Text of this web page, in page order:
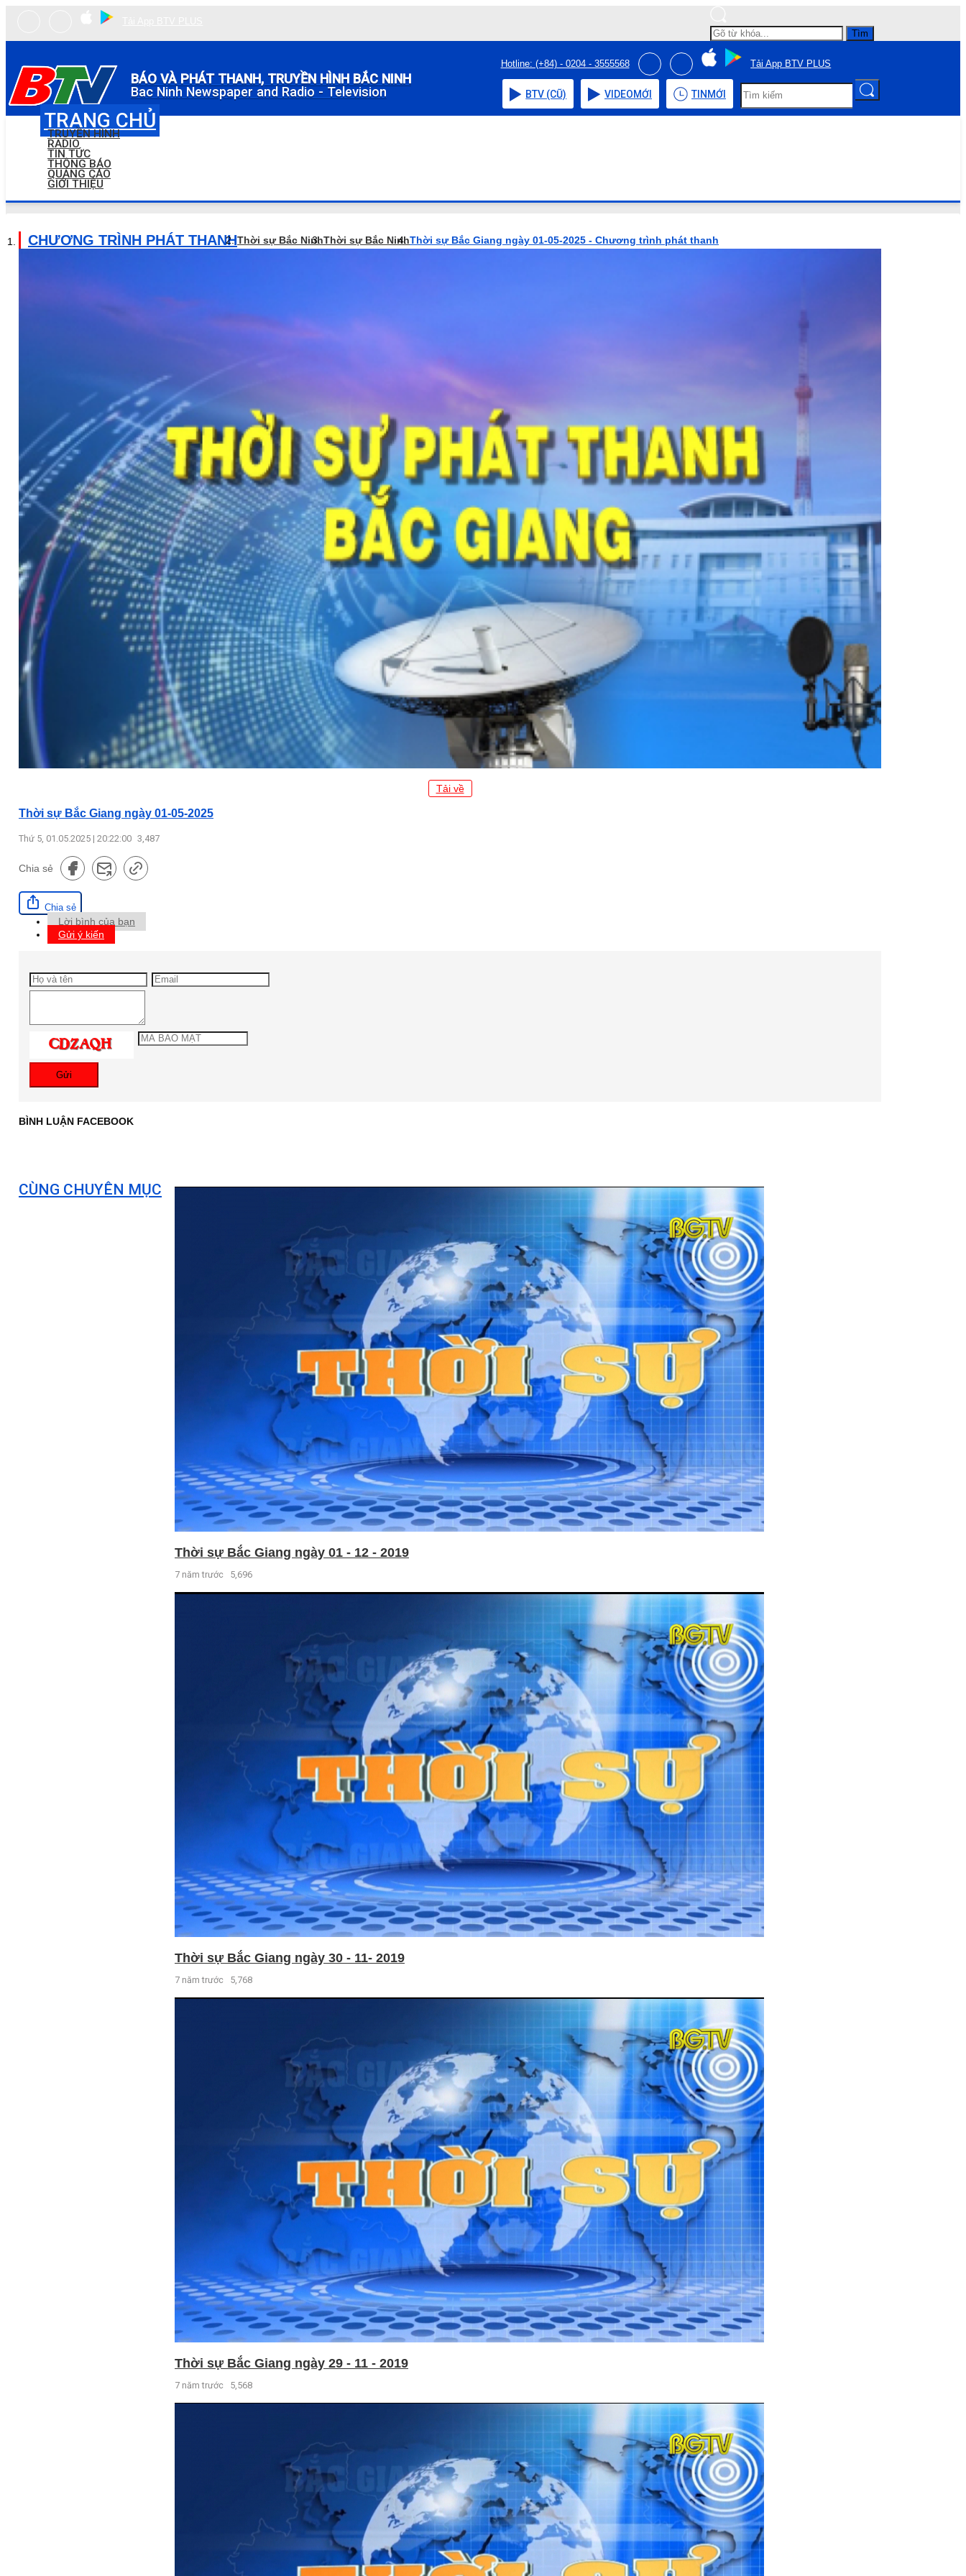
Tìm
BÁO VÀ PHÁT THANH, TRUYỀN HÌNH BẮC NINH
Bac Ninh Newspaper and Radio - Television
Hotline: (+84) - 0204 - 3555568 Tải App BTV PLUS
BTV (CŨ) VIDEOMỚI TIN MỚI
TRANG CHỦ
TRUYỀN HÌNH
RADIO
TIN TỨC
THÔNG BÁO
QUẢNG CÁO
GIỚI THIỆU
CHƯƠNG TRÌNH PHÁT THANHThời sự Bắc NinhThời sự Bắc NinhThời sự Bắc Giang ngày 01-05-2025 - Chương trình phát thanh
Tải về
Thời sự Bắc Giang ngày 01-05-2025
Thứ 5, 01.05.2025 | 20:22:00 3,487
Chia sẻ
Chia sẻ
Lời bình của bạn
Gửi ý kiến
Gửi
BÌNH LUẬN FACEBOOK
CÙNG CHUYÊN MỤC
Thời sự Bắc Giang ngày 01 - 12 - 2019
7 năm trước 5,696
Thời sự Bắc Giang ngày 30 - 11- 2019
7 năm trước 5,768
Thời sự Bắc Giang ngày 29 - 11 - 2019
7 năm trước 5,568